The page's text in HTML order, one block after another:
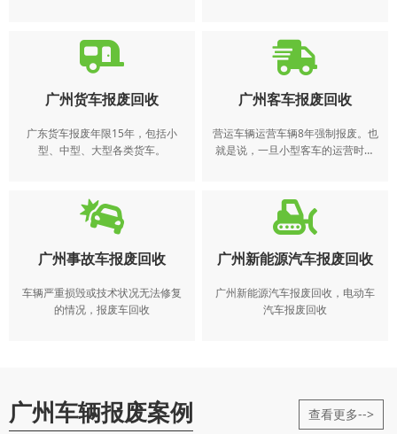
60万公里时，国家将引导报废。
候，会引导报废。
广州货车报废回收
广东货车报废年限15年，包括小
型、中型、大型各类货车。
广州客车报废回收
营运车辆运营车辆8年强制报废。也
就是说，一旦小型客车的运营时间
广州事故车报废回收
车辆严重损毁或技术状况无法修复
的情况，报废车回收
广州新能源汽车报废回收
广州新能源汽车报废回收，电动车
汽车报废回收
广州车辆报废案例 查看更多-->